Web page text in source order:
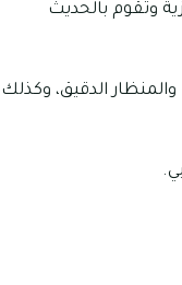
وتقوم بالحديث
الدقيق، وكذلك